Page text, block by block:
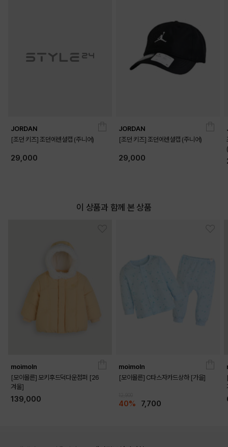
JORDAN
[조던 키즈] 조던에센셜캡 (주니어)
29,000
JORDAN
[조던 키즈] 조던에센셜캡 (주니어)
29,000
이 상품과 함께 본 상품
moimoln
[모이몰른] 모키후드덕다운점퍼 [26
겨울]
139,000
moimoln
[모이몰른] C타스자카드상하 [가을]
40% 7,700